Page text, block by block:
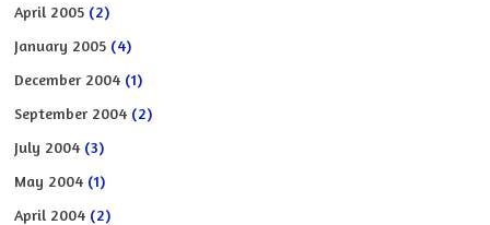
April 2005 (2)
January 2005 (4)
December 2004 (1)
September 2004 (2)
July 2004 (3)
May 2004 (1)
April 2004 (2)